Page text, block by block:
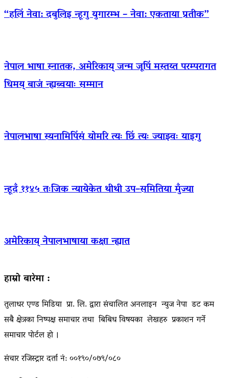
“हलिं नेवा: दबुलिइ न्हूगु युगारम्भ – नेवा: एकताया प्रतीक”
नेपाल भाषा स्नातक, अमेरिकाय् जन्म जूपिं मस्तय्त परम्परागत
धिमय् बाजं न्ह्यब्वयाः सम्मान
नेपालभाषा स्यनामिपिंसं योमरि त्यः छिं त्यः ज्याझ्वः याइगु
न्हूदँ ११४५ तःजिक न्यायेकेत थीथी उप–समितिया मुँज्या
अमेरिकाय् नेपालभाषाया कक्षा न्ह्यात
हाम्रो बारेमा :
तुलाधर एण्ड मिडिया प्रा. लि. द्वारा संचालित अनलाइन न्युज नेपा डट कम
सबै क्षेत्रका निष्पक्ष समाचार तथा बिबिध विषयका लेखहरु प्रकाशन गर्ने
समाचार पोर्टल हो ।
संचार रजिस्ट्रार दर्ता नं: ००१९०/०७९/०८०